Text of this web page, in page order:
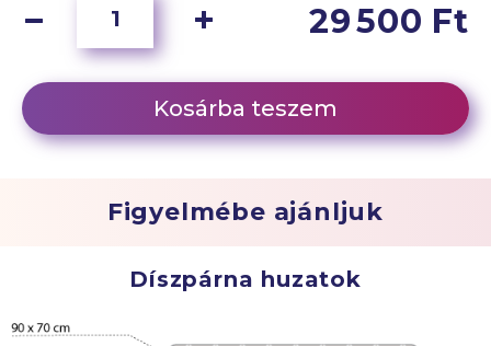
29 500 Ft
Kosárba teszem
Figyelmébe ajánljuk
Díszpárna huzatok